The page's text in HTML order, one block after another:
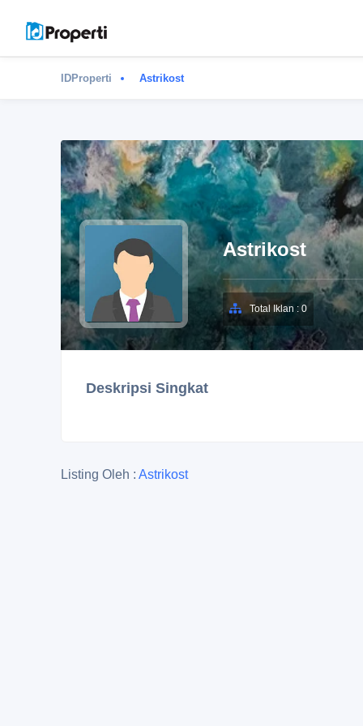
IDProperti Astrikost
Astrikost
Total Iklan : 0
Deskripsi Singkat
Listing Oleh : Astrikost